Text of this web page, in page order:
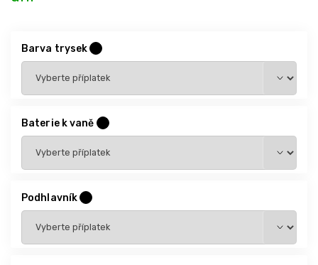
Barva trysek
Baterie k vaně
Podhlavník